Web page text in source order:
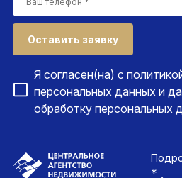
Оставить заявку
Я согласен(на) с
персональных данных и
обработку персональных
*